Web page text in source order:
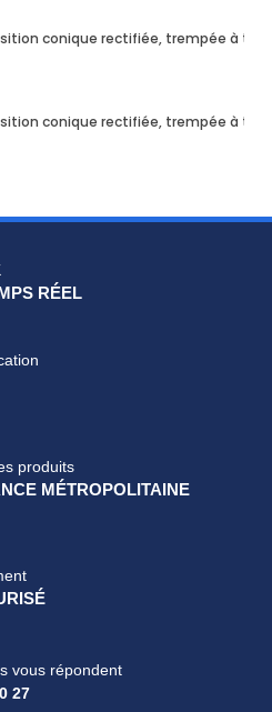
conique rectifiée, trempée à
conique rectifiée, trempée à
RÉEL
produits
MÉTROPOLITAINE
vous répondent
27